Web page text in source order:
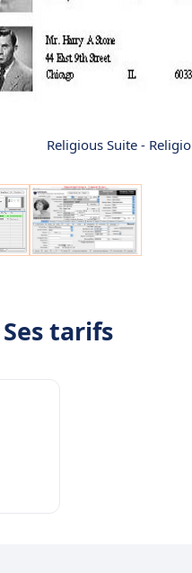
Religious Suite -
tarifs